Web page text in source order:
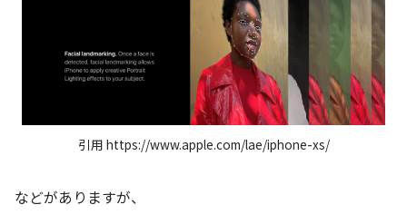
引用 https://www.apple.com/lae/iphone-xs/
などがありますが、